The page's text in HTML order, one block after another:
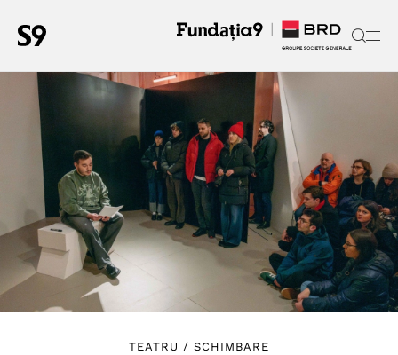
TEATRU / SCHIMBARE